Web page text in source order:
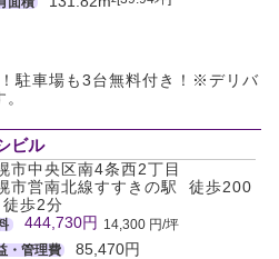
駐車場も3台無料付き！※デリバ
ビル
市中央区南4条西2丁目
市営南北線すすきの駅 徒歩200
歩2分
444,730円 14,300 円/坪
・管理費
85,470円